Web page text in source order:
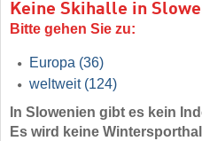
Keine Skihalle in
Bitte gehen Sie zu:
Europa (36)
weltweit(124)
In Slowenien gibt es kein
Es wird keine